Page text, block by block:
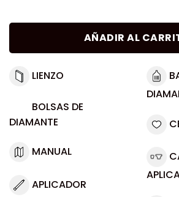
AÑADIR AL
LIENZO
BOLSAS DE
DIAMANTE
MANUAL
APLICADOR